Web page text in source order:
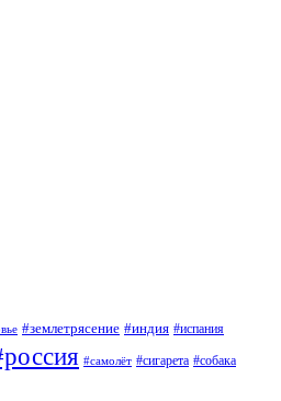
#землетрясение #индия #испания
#самолёт #сигарета #собака